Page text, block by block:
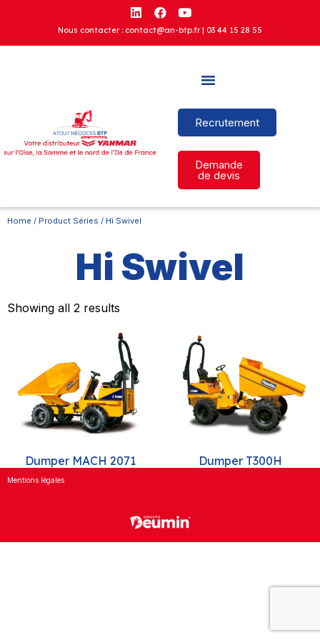
Nous contacter : contact@an-btp.fr | 03 44 15 28 55
Recrutement
Demande
de devis
Home / Product Séries / Hi Swivel
Hi Swivel
Showing all 2 results
Dumper MACH 2071 Dumper T300H
Mentions légales